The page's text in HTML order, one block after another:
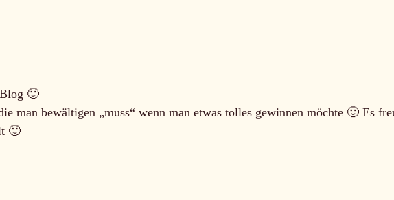
🙂
man bewältigen „muss“ wenn man etwas tolles gewinnen möchte 🙂 Es
🙂